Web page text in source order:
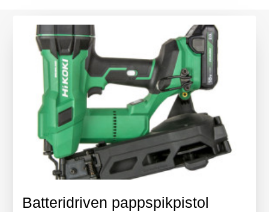
Batteridriven pappspikpistol